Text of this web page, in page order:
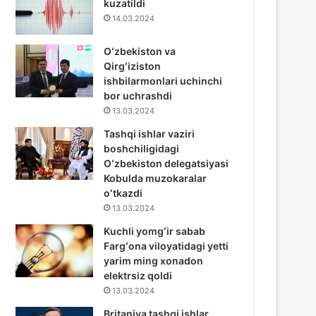
kuzatildi
14.03.2024
Oʻzbekiston va
Qirgʻiziston
ishbilarmonlari uchinchi
bor uchrashdi
13.03.2024
Tashqi ishlar vaziri
boshchiligidagi
Oʻzbekiston delegatsiyasi
Kobulda muzokaralar
oʻtkazdi
13.03.2024
Kuchli yomgʻir sabab
Fargʻona viloyatidagi yetti
yarim ming xonadon
elektrsiz qoldi
13.03.2024
Britaniya tashqi ishlar